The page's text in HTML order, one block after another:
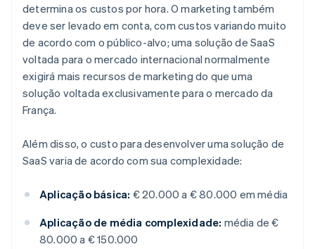
determina os custos por hora. O marketing também
deve ser levado em conta, com custos variando muito
de acordo com o público-alvo; uma solução de SaaS
voltada para o mercado internacional normalmente
exigirá mais recursos de marketing do que uma
solução voltada exclusivamente para o mercado da
França.
Além disso, o custo para desenvolver uma solução de
SaaS varia de acordo com sua complexidade:
Aplicação básica: € 20.000 a € 80.000 em média
Aplicação de média complexidade: média de €
80.000 a € 150.000